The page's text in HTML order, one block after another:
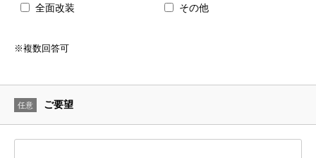
全面改装 その他
※複数回答可
任意 ご要望